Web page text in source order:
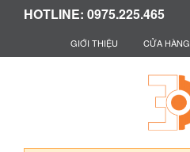
HOTLINE: 0975.225.465
GIỚI THIỆU CỬA HÀNG